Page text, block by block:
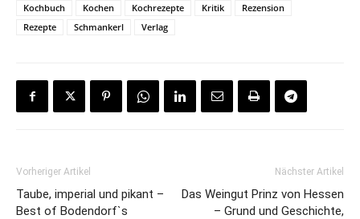
Kochbuch
Kochen Kochrezepte Kritik
Rezension
Rezepte
Schmankerl Verlag
Vorheriger Artikel
Taube, imperial und pikant –
Best of Bodendorf`s
Nächster Artikel
Das Weingut Prinz von Hessen
– Grund und Geschichte,